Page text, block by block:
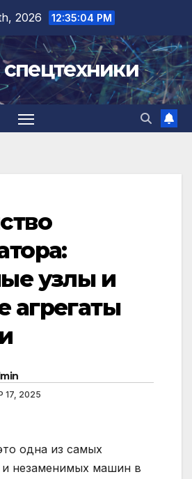
2026 12:35:05 PM
узлы и
агрегаты
17, 2025
одна из самых
и незаменимых машин в